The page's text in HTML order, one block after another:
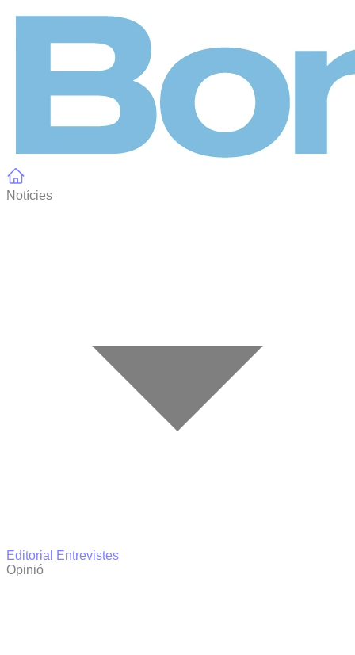
Notícies
Editorial
Entrevistes
Opinió